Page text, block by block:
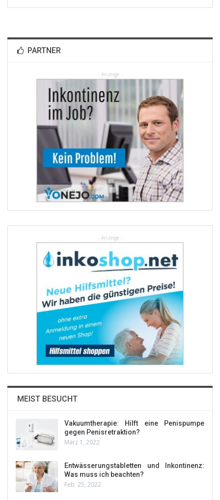
PARTNER
- Anzeige -
- Anzeige -
MEIST BESUCHT
Vakuumtherapie: Hilft eine Penispumpe
gegen Penisretraktion?
März 1, 2022
Entwässerungstabletten und Inkontinenz:
Was muss ich beachten?
Feb. 25, 2022